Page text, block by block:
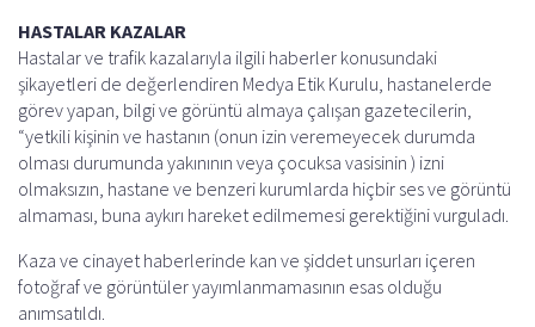
HASTALAR KAZALAR
Hastalar ve trafik kazalarıyla ilgili haberler konusundaki
şikayetleri de değerlendiren Medya Etik Kurulu, hastanelerde
görev yapan, bilgi ve görüntü almaya çalışan gazetecilerin,
“yetkili kişinin ve hastanın (onun izin veremeyecek durumda
olması durumunda yakınının veya çocuksa vasisinin ) izni
olmaksızın, hastane ve benzeri kurumlarda hiçbir ses ve görüntü
almaması, buna aykırı hareket edilmemesi gerektiğini vurguladı.
Kaza ve cinayet haberlerinde kan ve şiddet unsurları içeren
fotoğraf ve görüntüler yayımlanmamasının esas olduğu
anımsatıldı.